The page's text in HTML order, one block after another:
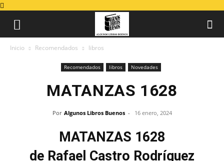
Inicio Recomendados libros
Recomendados libros Novedades
MATANZAS 1628
Por Algunos Libros Buenos - 16 enero, 2024
MATANZAS 1628
de Rafael Castro Rodríguez